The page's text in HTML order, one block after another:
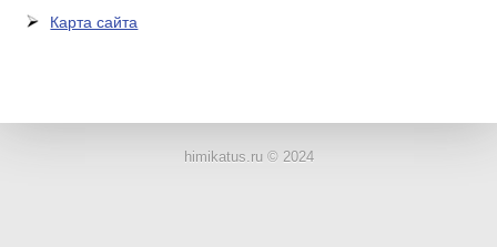
Карта сайта
himikatus.ru © 2024